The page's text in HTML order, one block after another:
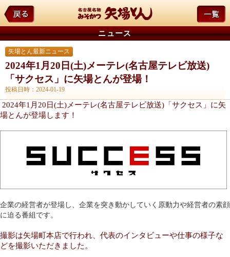
ニュース
矢場とん最新ニュース
2024年1月20日(土)メーテレ(名古屋テレビ放送)
「サクセス」に矢場とんが登場！
投稿日時：2024-01-19
2024年1月20日(土)メーテレ(名古屋テレビ放送)「サクセス」に矢
場とんが登場します！
企業の経営者が登場し、企業を突き動かしていく原動力や経営者の素顔
に迫る番組です。
撮影は矢場町本店で行われ、代表のインタビューや仕事の様子な
どを撮影いただきました。